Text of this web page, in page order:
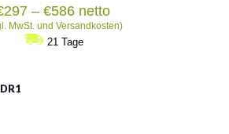
297 – €586Preisspanne:
€297
bis
netto
MwSt. und Versandkosten)
21 Tage